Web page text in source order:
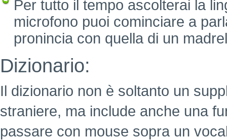
Per tutto il tempo ascolterai la
microfono puoi cominciare a
pronincia con quella di un
Dizionario:
Il dizionario non è soltanto un
straniere, ma include anche una
passare con mouse sopra un